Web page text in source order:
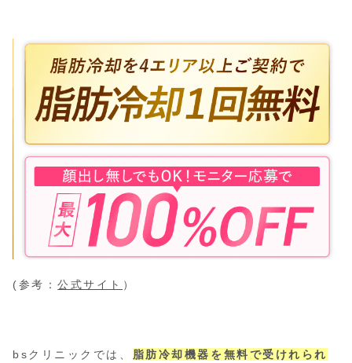
(参考：公式サイト ）
bsクリニックでは、 脂肪冷却機器を無料で受けれられ